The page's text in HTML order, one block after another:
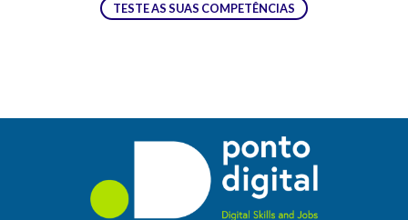
TESTE AS SUAS COMPETÊNCIAS
REDE INDÚSTRIA-ACADEMIA:
DESTAQUE DA PARCERIA ENTRE A
FORTINET E A UNIVERSIDADE DE
GIRONA